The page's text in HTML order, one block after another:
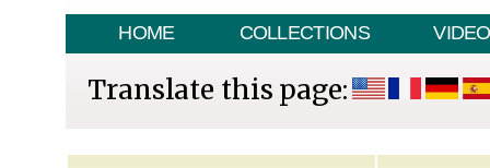
HOME COLLECTIONS VIDEO
Translate this page: